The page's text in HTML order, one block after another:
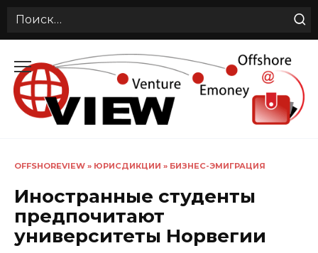
Search
содержанию
OFFSHOREVIEW » ЮРИСДИКЦИИ » БИЗНЕС-ЭМИГРАЦИЯ
Иностранные студенты
предпочитают
университеты Норвегии